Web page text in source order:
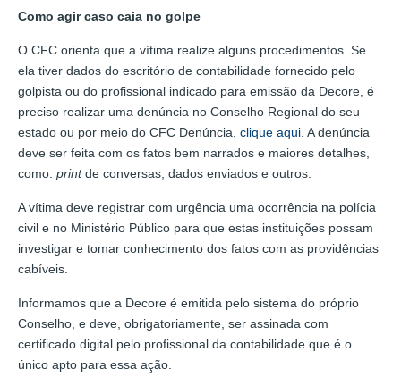
Como agir caso caia no golpe
O CFC orienta que a vítima realize alguns procedimentos. Se
ela tiver dados do escritório de contabilidade fornecido pelo
golpista ou do profissional indicado para emissão da Decore, é
preciso realizar uma denúncia no Conselho Regional do seu
estado ou por meio do CFC Denúncia, clique aqui . A denúncia
deve ser feita com os fatos bem narrados e maiores detalhes,
como: printde conversas, dados enviados e outros.
A vítima deve registrar com urgência uma ocorrência na polícia
civil e no Ministério Público para que estas instituições possam
investigar e tomar conhecimento dos fatos com as providências
cabíveis.
Informamos que a Decore é emitida pelo sistema do próprio
Conselho, e deve, obrigatoriamente, ser assinada com
certificado digital pelo profissional da contabilidade que é o
único apto para essa ação.